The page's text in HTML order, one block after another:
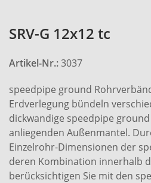
SRV-G 12x12 tc
Artikel-Nr.:3037
speedpipe ground
Erdverlegung bündeln
dickwandige speedpipe
anliegenden Außenmantel.
Einzelrohr-Dimensionen der
deren Kombination innerhalb
berücksichtigen Sie mit den